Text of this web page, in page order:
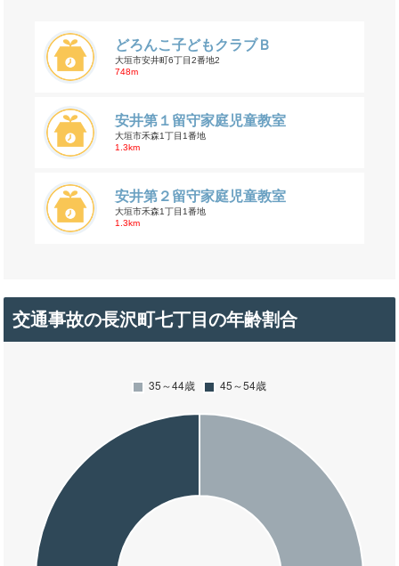
どろんこ子どもクラブＢ
大垣市安井町6丁目2番地2
748m
安井第１留守家庭児童教室
大垣市禾森1丁目1番地
1.3km
安井第２留守家庭児童教室
大垣市禾森1丁目1番地
1.3km
交通事故の長沢町七丁目の年齢割合